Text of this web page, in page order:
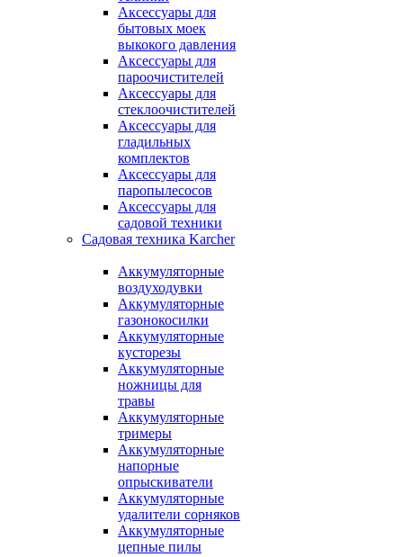
Аксессуары для
бытовых моек
выкокого давления
Аксессуары для
пароочистителей
Аксессуары для
стеклоочистителей
Аксессуары для
гладильных
комплектов
Аксессуары для
паропылесосов
Аксессуары для
садовой техники
Садовая техника Karcher
Аккумуляторные
воздуходувки
Аккумуляторные
газонокосилки
Аккумуляторные
кусторезы
Аккумуляторные
ножницы для
травы
Аккумуляторные
тримеры
Аккумуляторные
напорные
опрыскиватели
Аккумуляторные
удалители сорняков
Аккумуляторные
цепные пилы